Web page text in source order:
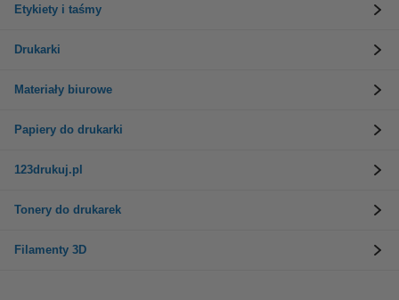
Etykiety i taśmy
Drukarki
Materiały biurowe
Papiery do drukarki
123drukuj.pl
Tonery do drukarek
Filamenty 3D